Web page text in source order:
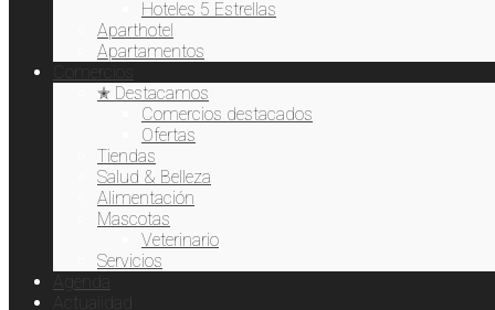
Hoteles 5 Estrellas
Aparthotel
Apartamentos
Comercios
✭ Destacamos
Comercios destacados
Ofertas
Tiendas
Salud & Belleza
Alimentación
Mascotas
Veterinario
Servicios
Agenda
Actualidad
Exquisiteses
Extensión de pestañas
Fisioterapia
Flores
Fotodepilación
Freelance
Gafas de Sol
Gofre
Hamburguesas
Hardware
Helados
Hidratación
Hostelería
Hoteles